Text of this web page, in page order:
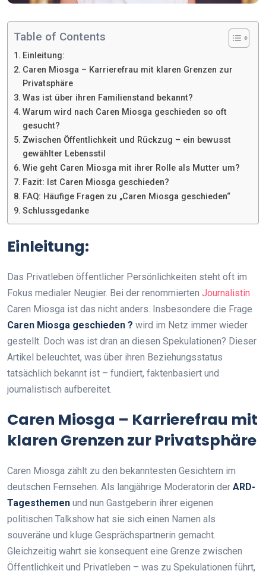
Table of Contents
Einleitung:
Caren Miosga – Karrierefrau mit klaren Grenzen zur
Privatsphäre
Was ist über ihren Familienstand bekannt?
Warum wird nach Caren Miosga geschieden so oft
gesucht?
Zwischen Öffentlichkeit und Rückzug – ein bewusst
gewählter Lebensstil
Wie geht Caren Miosga mit ihrer Rolle als Mutter um?
Fazit: Ist Caren Miosga geschieden?
FAQ: Häufige Fragen zu „Caren Miosga geschieden“
Schlussgedanke
Einleitung:
Das Privatleben öffentlicher Persönlichkeiten steht oft im
Fokus medialer Neugier. Bei der renommierten Journalistin
Caren Miosga ist das nicht anders. Insbesondere die Frage
Caren Miosga geschieden ? wird im Netz immer wieder
gestellt. Doch was ist dran an diesen Spekulationen? Dieser
Artikel beleuchtet, was über ihren Beziehungsstatus
tatsächlich bekannt ist – fundiert, faktenbasiert und
journalistisch aufbereitet.
Caren Miosga – Karrierefrau mit
klaren Grenzen zur Privatsphäre
Caren Miosga zählt zu den bekanntesten Gesichtern im
deutschen Fernsehen. Als langjährige Moderatorin der ARD-
Tagesthemen und nun Gastgeberin ihrer eigenen
politischen Talkshow hat sie sich einen Namen als
souveräne und kluge Gesprächspartnerin gemacht.
Gleichzeitig wahrt sie konsequent eine Grenze zwischen
Öffentlichkeit und Privatleben – was zu Spekulationen führt,